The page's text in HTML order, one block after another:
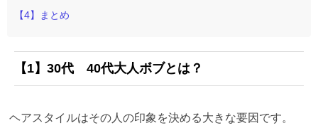
【4】まとめ
【1】30代 40代大人ボブとは？
ヘアスタイルはその人の印象を決める大きな要因です。